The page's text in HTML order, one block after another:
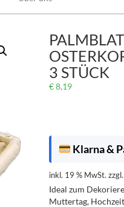
3 STÜCK
€8,19
Klarna &
inkl. 19 % MwSt. zzgl.
Ideal zum
Muttertag,